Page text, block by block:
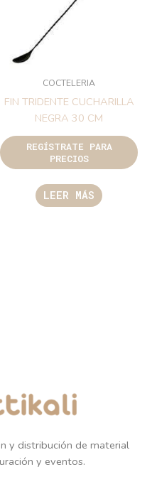
COCTELERIA
FIN TRIDENTE CUCHARILLA
NEGRA 30 CM
REGÍSTRATE PARA
PRECIOS
LEER MÁS
y distribución de material
y eventos.